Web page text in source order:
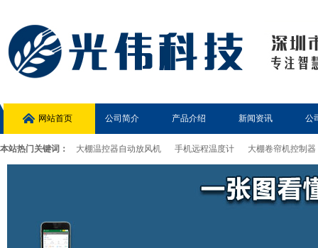
网站首页 公司简介 产品介绍 新闻资讯 公
本站热门关键词： 大棚温控器自动放风机 手机远程温度计 大棚卷帘机控制器